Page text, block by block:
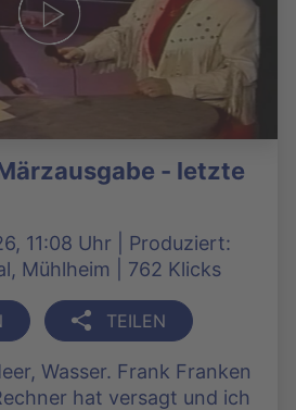
- letzte
11:08 Uhr | Produziert:
Mühlheim | 762 Klicks
TEILEN
Wasser. Frank Franken
hat versagt und ich